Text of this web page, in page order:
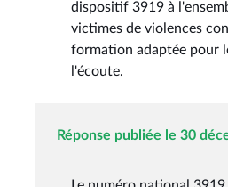
dispositif 3919 à
victimes de violences
formation adaptée pour
l'écoute.
Réponse publiée le 30